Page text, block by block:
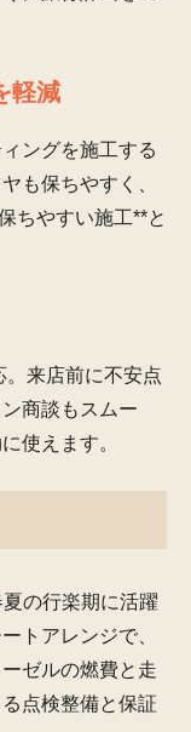
軽減
ングを施工する
も保ちやすく、
ちやすい施工**と
来店前に不安点
商談もスムー
使えます。
の行楽期に活躍
トアレンジで、
ゼルの燃費と走
点検整備と保証